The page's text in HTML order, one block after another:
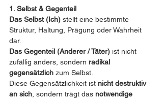
1. Selbst & Gegenteil
Das Selbst (Ich) stellt eine bestimmte
Struktur, Haltung, Prägung oder Wahrheit
dar.
Das Gegenteil (Anderer / Täter) ist nicht
zufällig anders, sondern radikal
gegensätzlich zum Selbst.
Diese Gegensätzlichkeit ist nicht destruktiv
an sich , sondern trägt das notwendige